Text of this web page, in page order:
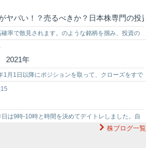
ヤバい！？売るべきか？日本株専門の
率で散見されます。のような銘柄を掴み、投資の
できる投資助言を得ることが重要です。弊社では
投資家様をサポートする環境を…
2021年
1月1日以降にポジションを取って、クローズをすで
振り返っていきたいと思います。仮想通貨やNF…
は9時-10時と時間を決めてデイトレしました。自
4019スタメン4592サンバイオ4935リ…株ブログ一覧